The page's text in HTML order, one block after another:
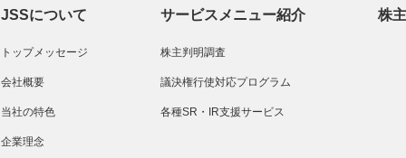
JSSについて
トップメッセージ
会社概要
当社の特色
企業理念
サービスメニュー紹介
株主判明調査
議決権行使対応プログラム
各種SR・IR支援サービス
株